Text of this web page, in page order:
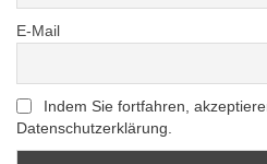
E-Mail
Indem Sie fortfahren,
Datenschutzerklärung.